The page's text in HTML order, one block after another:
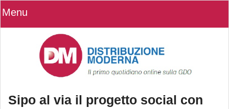
Menu
Sipo al via il progetto social con